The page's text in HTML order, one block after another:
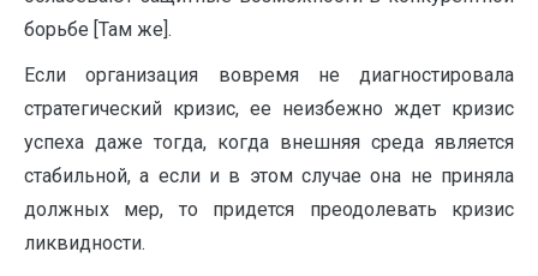
борьбе [Там же].
Если организация вовремя не диагностировала
стратегический кризис, ее неизбежно ждет кризис
успеха даже тогда, когда внешняя среда является
стабильной, а если и в этом случае она не приняла
должных мер, то придется преодолевать кризис
ликвидности.